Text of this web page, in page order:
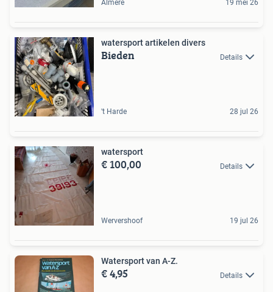
Almere 19 mei 26
watersport artikelen divers
Bieden Details
't Harde 28 jul 26
watersport
€ 100,00 Details
Wervershoof 19 jul 26
Watersport van A-Z.
€ 4,95 Details